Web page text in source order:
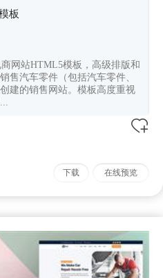
板
网站HTML5模板，高级排版和
售汽车零件（包括汽车零件、
建的销售网站。模板高度重视
下载 在线预览